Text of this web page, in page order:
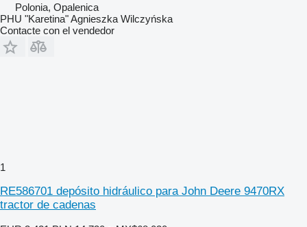
Polonia, Opalenica
PHU "Karetina" Agnieszka Wilczyńska
Contacte con el vendedor
1
RE586701 depósito hidráulico para John Deere 9470RX
tractor de cadenas